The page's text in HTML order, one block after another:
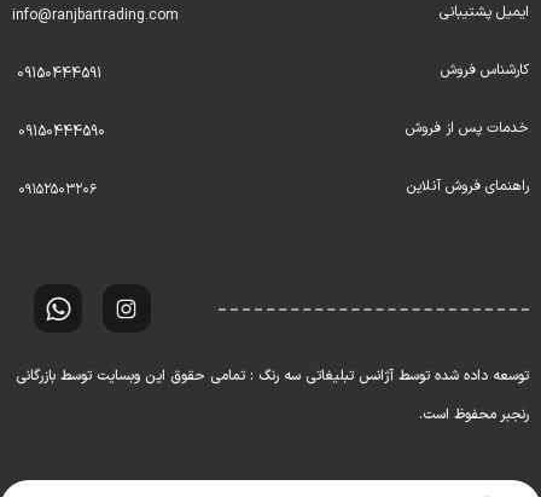
ایمیل پشتیبانی info@ranjbartrading.com
کارشناس فروش 09150444591
خدمات پس از فروش 09150444590
راهنمای فروش آنلاین ۰۹۱۵۲۵۰۳۲۰۶
توسعه داده شده توسط آژانس تبلیغاتی سه رنگ : تمامی حقوق این وبسایت توسط بازرگانی
رنجبر محفوظ است.